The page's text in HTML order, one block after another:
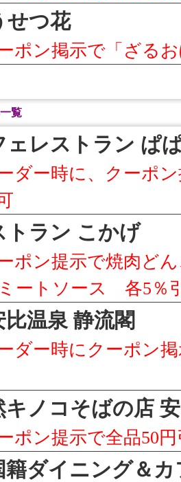
せつ花
ポン掲示で「ざる
覧
ェレストラン ぱ
ダー時に、クーポ
トラン こかげ
ポン提示で焼肉ど
ートソース 各5％
比温泉 静流閣
ダー時にクーポン
キノコそばの店
ポン提示で全品50
籍ダイニング＆